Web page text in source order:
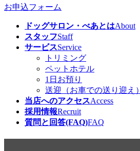
キ
に
お申込フォーム
ドッグサロン・べあとはAbout
スタッフStaff
サービスService
トリミング
ペットホテル
1日お預り
送迎（お車での送り迎え）
当店へのアクセスAccess
採用情報Recruit
質問と回答(FAQ)FAQ